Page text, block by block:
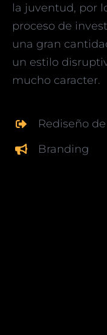
la juventud, por
proceso de
una gran
un estilo
mucho caracter.
Rediseño
Branding
NOSOTROS